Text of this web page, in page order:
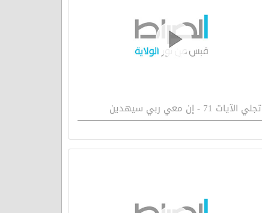
تجلي الآيات 71 - إن معي ربي سيهدين